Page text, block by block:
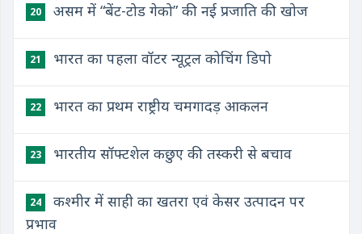
20 असम में “बेंट-टोड गेको” की नई प्रजाति की खोज
21 भारत का पहला वॉटर न्‍यूट्रल कोचिंग डिपो
22 भारत का प्रथम राष्ट्रीय चमगादड़ आकलन
23 भारतीय सॉफ्टशेल कछुए की तस्करी से बचाव
24
कश्मीर में साही का खतरा एवं केसर उत्पादन पर
प्रभाव